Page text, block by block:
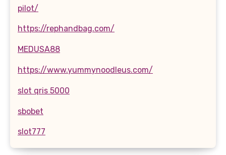
pilot/
https://rephandbag.com/
MEDUSA88
https://www.yummynoodleus.com/
slot qris 5000
sbobet
slot777